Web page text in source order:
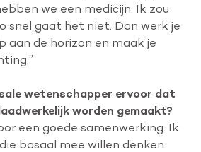
we een medicijn. Ik zou
snel gaat het niet. Dan werk je
aan de horizon en maak je
wetenschapper ervoor dat
worden gemaakt?
een goede samenwerking. Ik
basaal mee willen denken.